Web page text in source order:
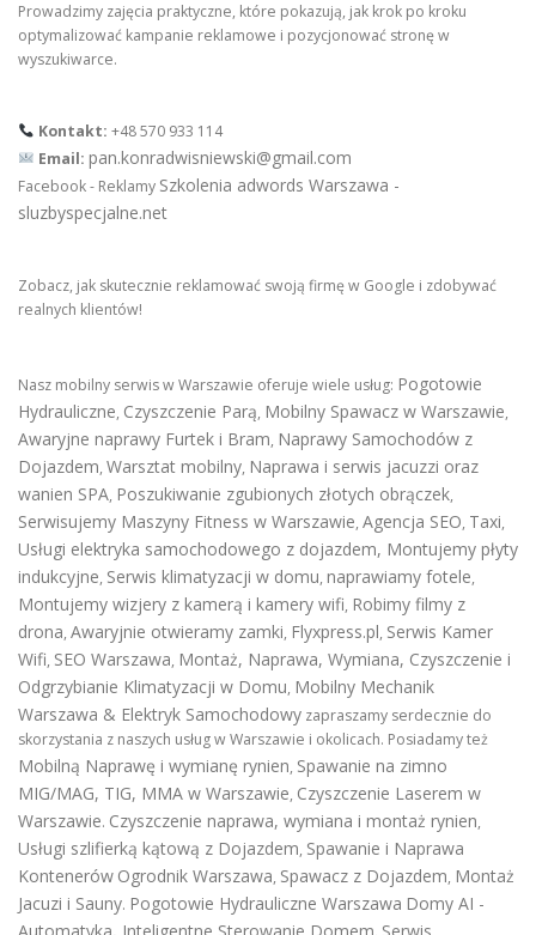
Prowadzimy zajęcia praktyczne, które pokazują, jak krok po kroku
optymalizować kampanie reklamowe i pozycjonować stronę w
wyszukiwarce.
Kontakt: +48 570 933 114
Email: pan.konradwisniewski@gmail.com
Facebook - Reklamy Szkolenia adwords Warszawa -
sluzbyspecjalne.net
Zobacz, jak skutecznie reklamować swoją firmę w Google i zdobywać
realnych klientów!
Nasz mobilny serwis w Warszawie oferuje wiele usług: Pogotowie
Hydrauliczne, Czyszczenie Parą, Mobilny Spawacz w Warszawie,
Awaryjne naprawy Furtek i Bram, Naprawy Samochodów z
Dojazdem, Warsztat mobilny, Naprawa i serwis jacuzzi oraz
wanien SPA, Poszukiwanie zgubionych złotych obrączek,
Serwisujemy Maszyny Fitness w Warszawie, Agencja SEO, Taxi,
Usługi elektryka samochodowego z dojazdem, Montujemy płyty
indukcyjne, Serwis klimatyzacji w domu, naprawiamy fotele,
Montujemy wizjery z kamerą i kamery wifi, Robimy filmy z
drona, Awaryjnie otwieramy zamki, Flyxpress.pl, Serwis Kamer
Wifi, SEO Warszawa, Montaż, Naprawa, Wymiana, Czyszczenie i
Odgrzybianie Klimatyzacji w Domu, Mobilny Mechanik
Warszawa & Elektryk Samochodowy zapraszamy serdecznie do
skorzystania z naszych usług w Warszawie i okolicach. Posiadamy też
Mobilną Naprawę i wymianę rynien, Spawanie na zimno
MIG/MAG, TIG, MMA w Warszawie, Czyszczenie Laserem w
Warszawie. Czyszczenie naprawa, wymiana i montaż rynien,
Usługi szlifierką kątową z Dojazdem, Spawanie i Naprawa
Kontenerów Ogrodnik Warszawa, Spawacz z Dojazdem, Montaż
Jacuzi i Sauny. Pogotowie Hydrauliczne Warszawa Domy AI -